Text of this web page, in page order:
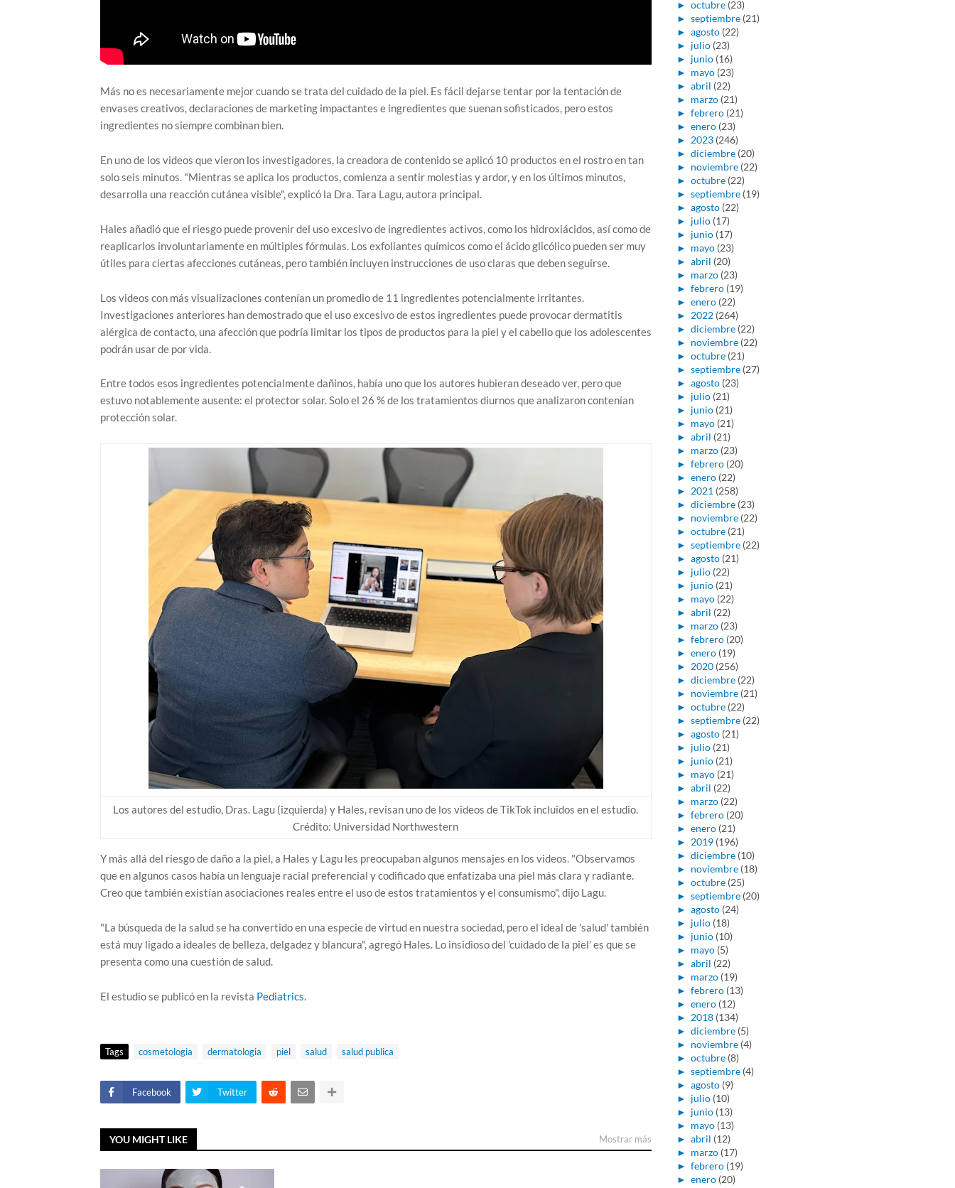
Más no es necesariamente mejor cuando se trata del cuidado de la piel. Es fácil dejarse tentar por la tentación de
envases creativos, declaraciones de marketing impactantes e ingredientes que suenan sofisticados, pero estos
ingredientes no siempre combinan bien.
En uno de los videos que vieron los investigadores, la creadora de contenido se aplicó 10 productos en el rostro en tan
solo seis minutos. "Mientras se aplica los productos, comienza a sentir molestias y ardor, y en los últimos minutos,
desarrolla una reacción cutánea visible", explicó la Dra. Tara Lagu, autora principal.
Hales añadió que el riesgo puede provenir del uso excesivo de ingredientes activos, como los hidroxiácidos, así como de
reaplicarlos involuntariamente en múltiples fórmulas. Los exfoliantes químicos como el ácido glicólico pueden ser muy
útiles para ciertas afecciones cutáneas, pero también incluyen instrucciones de uso claras que deben seguirse.
Los videos con más visualizaciones contenían un promedio de 11 ingredientes potencialmente irritantes.
Investigaciones anteriores han demostrado que el uso excesivo de estos ingredientes puede provocar dermatitis
alérgica de contacto, una afección que podría limitar los tipos de productos para la piel y el cabello que los adolescentes
podrán usar de por vida.
Entre todos esos ingredientes potencialmente dañinos, había uno que los autores hubieran deseado ver, pero que
estuvo notablemente ausente: el protector solar. Solo el 26 % de los tratamientos diurnos que analizaron contenían
protección solar.
Los autores del estudio, Dras. Lagu (izquierda) y Hales, revisan uno de los videos de TikTok incluidos en el estudio.
Crédito: Universidad Northwestern
Y más allá del riesgo de daño a la piel, a Hales y Lagu les preocupaban algunos mensajes en los videos. "Observamos
que en algunos casos había un lenguaje racial preferencial y codificado que enfatizaba una piel más clara y radiante.
Creo que también existían asociaciones reales entre el uso de estos tratamientos y el consumismo", dijo Lagu.
"La búsqueda de la salud se ha convertido en una especie de virtud en nuestra sociedad, pero el ideal de 'salud' también
está muy ligado a ideales de belleza, delgadez y blancura", agregó Hales. Lo insidioso del 'cuidado de la piel' es que se
presenta como una cuestión de salud.
El estudio se publicó en la revista Pediatrics
Tags cosmetologia dermatologia piel salud salud publica
Facebook Twitter
YOU MIGHT LIKE Mostrar más
► octubre (23)
► septiembre (21)
► agosto (22)
► julio (23)
► junio (16)
► mayo (23)
► abril (22)
► marzo (21)
► febrero (21)
► enero (23)
► 2023 (246)
► diciembre (20)
► noviembre (22)
► octubre (22)
► septiembre (19)
► agosto (22)
► julio (17)
► junio (17)
► mayo (23)
► abril (20)
► marzo (23)
► febrero (19)
► enero (22)
► 2022 (264)
► diciembre (22)
► noviembre (22)
► octubre (21)
► septiembre (27)
► agosto (23)
► julio (21)
► junio (21)
► mayo (21)
► abril (21)
► marzo (23)
► febrero (20)
► enero (22)
► 2021 (258)
► diciembre (23)
► noviembre (22)
► octubre (21)
► septiembre (22)
► agosto (21)
► julio (22)
► junio (21)
► mayo (22)
► abril (22)
► marzo (23)
► febrero (20)
► enero (19)
► 2020 (256)
► diciembre (22)
► noviembre (21)
► octubre (22)
► septiembre (22)
► agosto (21)
► julio (21)
► junio (21)
► mayo (21)
► abril (22)
► marzo (22)
► febrero (20)
► enero (21)
► 2019 (196)
► diciembre (10)
► noviembre (18)
► octubre (25)
► septiembre (20)
► agosto (24)
► julio (18)
► junio (10)
► mayo (5)
► abril (22)
► marzo (19)
► febrero (13)
► enero (12)
► 2018 (134)
► diciembre (5)
► noviembre (4)
► octubre (8)
► septiembre (4)
► agosto (9)
► julio (10)
► junio (13)
► mayo (13)
► abril (12)
► marzo (17)
► febrero (19)
► enero (20)